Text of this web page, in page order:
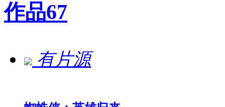
作品67
有片源